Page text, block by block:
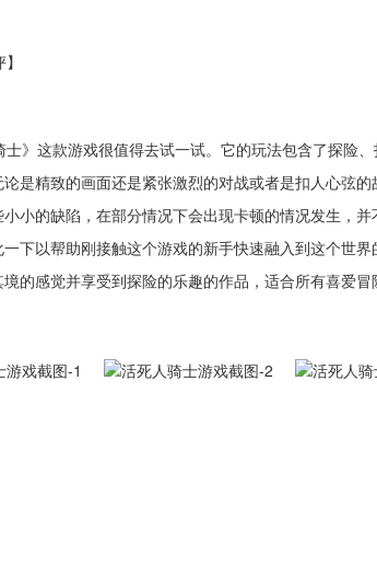
》这款游戏很值得去试一试。它的玩法包含了探险
是精致的画面还是紧张激烈的对战或者是扣人心弦
小的缺陷，在部分情况下会出现卡顿的情况发生，
下以帮助刚接触这个游戏的新手快速融入到这个世
的感觉并享受到探险的乐趣的作品，适合所有喜爱冒